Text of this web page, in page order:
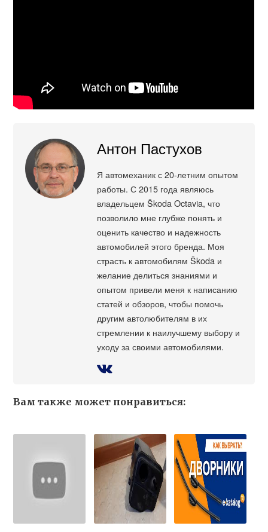
Антон Пастухов
Я автомеханик с 20-летним опытом
работы. С 2015 года являюсь
владельцем Škoda Octavia, что
позволило мне глубже понять и
оценить качество и надежность
автомобилей этого бренда. Моя
страсть к автомобилям Škoda и
желание делиться знаниями и
опытом привели меня к написанию
статей и обзоров, чтобы помочь
другим автолюбителям в их
стремлении к наилучшему выбору и
уходу за своими автомобилями.
Вам также может понравиться: